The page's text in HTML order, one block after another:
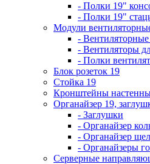
- Полки 19"
- Полки 19"
Модули
-
- Вентиляторы
- Полки
Блок розеток 19
Стойка 19
Кронштейны
Органайзер 19,
- Заглушки
- Органайзер
- Органайзер
- Органайзеры
Серверные